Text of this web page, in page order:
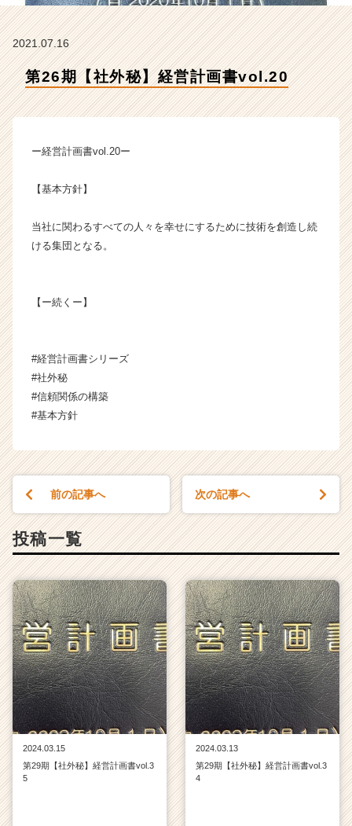
ム
|
ベ
業
届
チ
ア
h
e
e
r
C
a
r
e
e
r）
2021.07.16
第26期【社外秘】経営計画書vol.20
ー経営計画書vol.20ー
【基本方針】
当社に関わるすべての人々を幸せにするために技術を創造し続
ける集団となる。
【ー続くー】
#経営計画書シリーズ
#社外秘
#信頼関係の構築
#基本方針
前の記事へ 次の記事へ
投稿一覧
2024.03.15
第29期【社外秘】経営計画書vol.3
5
2024.03.13
第29期【社外秘】経営計画書vol.3
4